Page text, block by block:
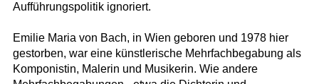
Aufführungspolitik ignoriert.
Emilie Maria von Bach, in Wien geboren und 1978 hier
gestorben, war eine künstlerische Mehrfachbegabung als
Komponistin, Malerin und Musikerin. Wie andere